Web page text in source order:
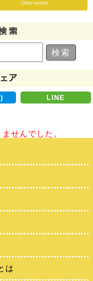
Other events
LINE
せんでした。
は